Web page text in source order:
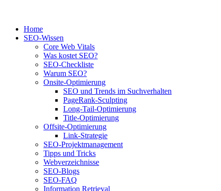
Home
SEO-Wissen
Core Web Vitals
Was kostet SEO?
SEO-Checkliste
Warum SEO?
Onsite-Optimierung
SEO und Trends im Suchverhalten
PageRank-Sculpting
Long-Tail-Optimierung
Title-Optimierung
Offsite-Optimierung
Link-Strategie
SEO-Projektmanagement
Tipps und Tricks
Webverzeichnisse
SEO-Blogs
SEO-FAQ
Information Retrieval